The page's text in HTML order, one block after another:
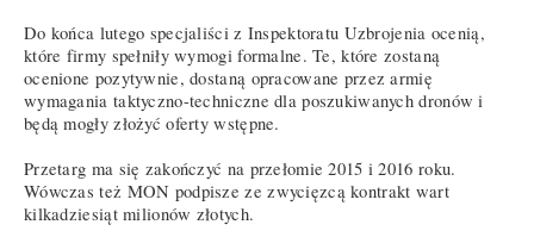
Do końca lutego specjaliści z Inspektoratu Uzbrojenia ocenią,
które firmy spełniły wymogi formalne. Te, które zostaną
ocenione pozytywnie, dostaną opracowane przez armię
wymagania taktyczno-techniczne dla poszukiwanych dronów i
będą mogły złożyć oferty wstępne.
Przetarg ma się zakończyć na przełomie 2015 i 2016 roku.
Wówczas też MON podpisze ze zwycięzcą kontrakt wart
kilkadziesiąt milionów złotych.